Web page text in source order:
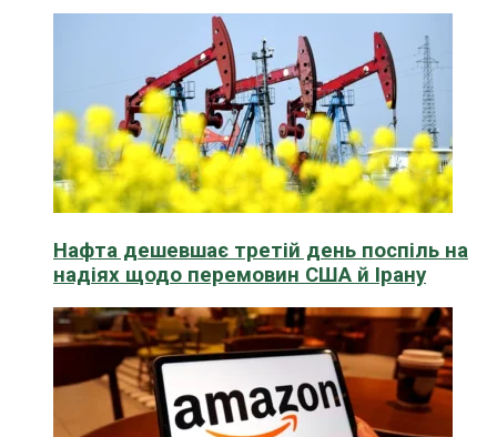
Нафта дешевшає третій день поспіль на
надіях щодо перемовин США й Ірану